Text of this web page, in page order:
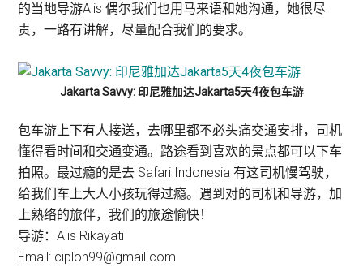
的当地导游Alis 偶尔我们也用马来语和她沟通，她很尽
责，一路有讲解，尽量配合我们的要求。
Jakarta Savvy: 印尼雅加达Jakarta5天4夜包车游
包车游上下有人接送，去哪里都不必头痛交通安排，司机
懂得看时间和交通变通。路途看到喜欢的景点都可以下车
拍照。最过瘾的是去 Safari Indonesia 有这司机慢驾驶，
给我们车上大人小孩玩得过瘾。遇到对的司机和导游，加
上熟络的旅伴，我们的旅途愉快！
导游：Alis Rikayati
Email: ciplon99@gmail.com